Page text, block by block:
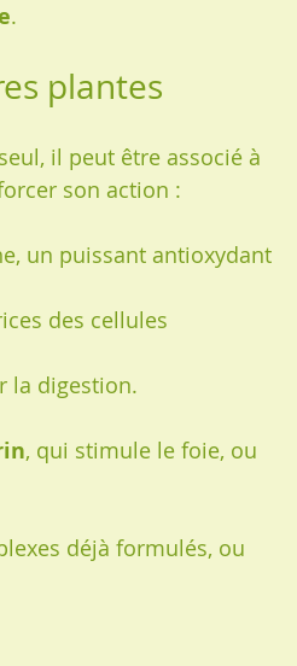
.
plantes
il peut être associé à
son action :
un puissant antioxydant
des cellules
la digestion.
, qui stimule le foie, ou
déjà formulés, ou